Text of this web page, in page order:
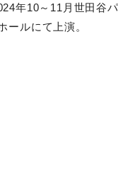
年10～ 11 月世田谷
ールにて上演。